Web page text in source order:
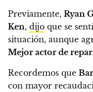
Previamente, Ryan
Ken, dijo que se
situación, aunque
Mejor actor de
Recordemos que
con mayor